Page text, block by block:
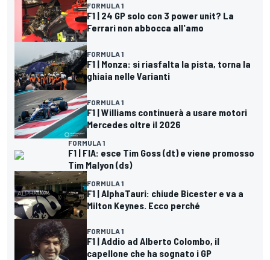
FORMULA 1
F1 | 24 GP solo con 3 power unit? La
Ferrari non abbocca all'amo
FORMULA 1
F1 | Monza: si riasfalta la pista, torna la
ghiaia nelle Varianti
FORMULA 1
F1 | Williams continuerà a usare motori
Mercedes oltre il 2026
FORMULA 1
F1 | FIA: esce Tim Goss (dt) e viene promosso
Tim Malyon (ds)
FORMULA 1
F1 | AlphaTauri: chiude Bicester e va a
Milton Keynes. Ecco perché
FORMULA 1
F1 | Addio ad Alberto Colombo, il
capellone che ha sognato i GP